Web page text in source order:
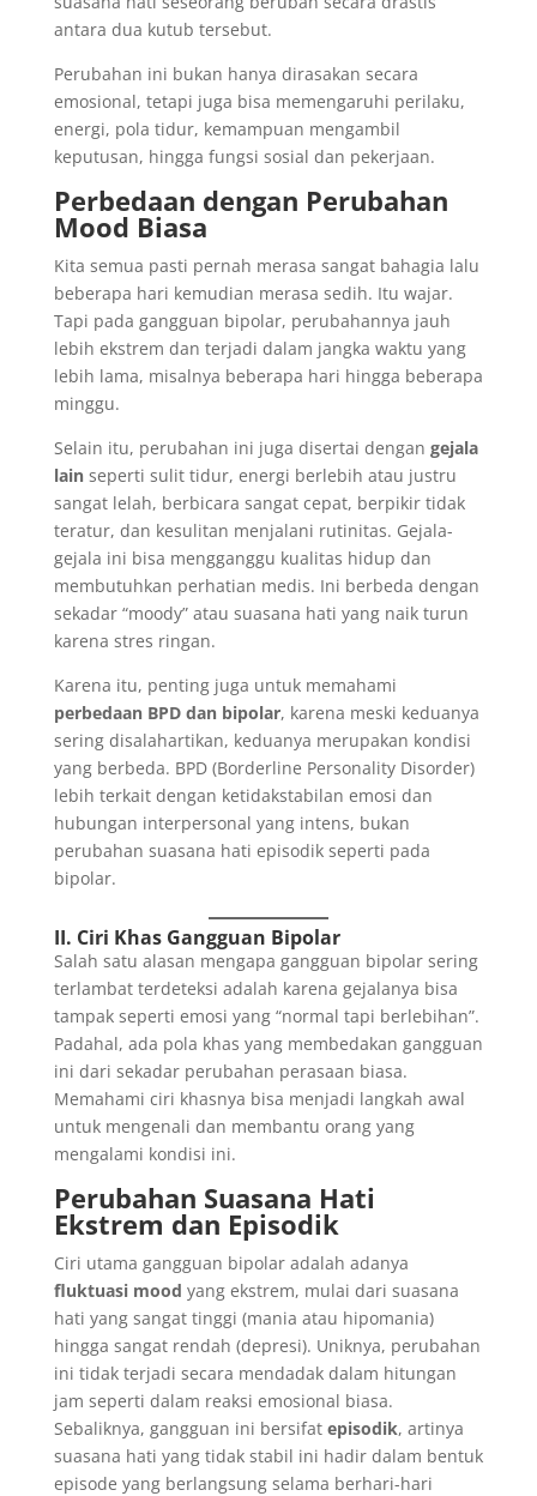
antara dua kutub tersebut.
Perubahan ini bukan hanya dirasakan secara
emosional, tetapi juga bisa memengaruhi perilaku,
energi, pola tidur, kemampuan mengambil
keputusan, hingga fungsi sosial dan pekerjaan.
Perbedaan dengan Perubahan
Mood Biasa
Kita semua pasti pernah merasa sangat bahagia lalu
beberapa hari kemudian merasa sedih. Itu wajar.
Tapi pada gangguan bipolar, perubahannya jauh
lebih ekstrem dan terjadi dalam jangka waktu yang
lebih lama, misalnya beberapa hari hingga beberapa
minggu.
Selain itu, perubahan ini juga disertai dengan gejala
lainseperti sulit tidur, energi berlebih atau justru
sangat lelah, berbicara sangat cepat, berpikir tidak
teratur, dan kesulitan menjalani rutinitas. Gejala-
gejala ini bisa mengganggu kualitas hidup dan
membutuhkan perhatian medis. Ini berbeda dengan
sekadar “moody” atau suasana hati yang naik turun
karena stres ringan.
Karena itu, penting juga untuk memahami
perbedaan BPD dan bipolar, karena meski keduanya
sering disalahartikan, keduanya merupakan kondisi
yang berbeda. BPD (Borderline Personality Disorder)
lebih terkait dengan ketidakstabilan emosi dan
hubungan interpersonal yang intens, bukan
perubahan suasana hati episodik seperti pada
bipolar.
II. Ciri Khas Gangguan Bipolar
Salah satu alasan mengapa gangguan bipolar sering
terlambat terdeteksi adalah karena gejalanya bisa
tampak seperti emosi yang “normal tapi berlebihan”.
Padahal, ada pola khas yang membedakan gangguan
ini dari sekadar perubahan perasaan biasa.
Memahami ciri khasnya bisa menjadi langkah awal
untuk mengenali dan membantu orang yang
mengalami kondisi ini.
Perubahan Suasana Hati
Ekstrem dan Episodik
Ciri utama gangguan bipolar adalah adanya
fluktuasi mood yang ekstrem, mulai dari suasana
hati yang sangat tinggi (mania atau hipomania)
hingga sangat rendah (depresi). Uniknya, perubahan
ini tidak terjadi secara mendadak dalam hitungan
jam seperti dalam reaksi emosional biasa.
Sebaliknya, gangguan ini bersifat episodik, artinya
suasana hati yang tidak stabil ini hadir dalam bentuk
episode yang berlangsung selama berhari-hari